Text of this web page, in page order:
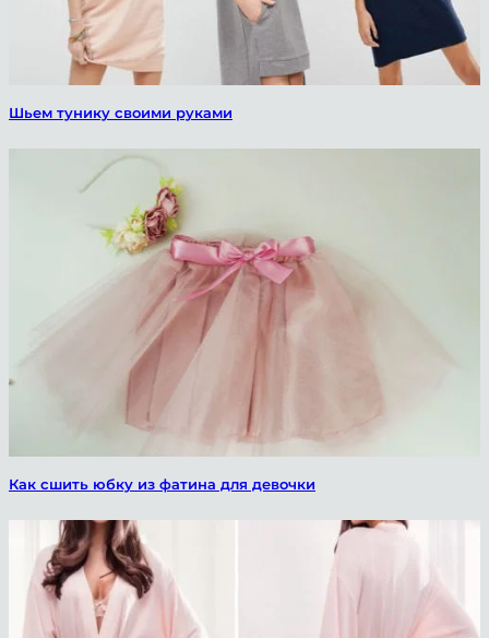
Шьем тунику своими руками
Как сшить юбку из фатина для девочки